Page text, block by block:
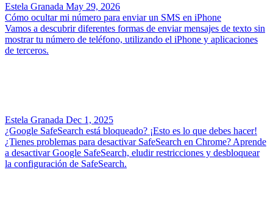
Estela Granada May 29, 2026
Cómo ocultar mi número para enviar un SMS en iPhone
Vamos a descubrir diferentes formas de enviar mensajes de texto sin
mostrar tu número de teléfono, utilizando el iPhone y aplicaciones
de terceros.
Estela Granada Dec 1, 2025
¿Google SafeSearch está bloqueado? ¡Esto es lo que debes hacer!
¿Tienes problemas para desactivar SafeSearch en Chrome? Aprende
a desactivar Google SafeSearch, eludir restricciones y desbloquear
la configuración de SafeSearch.